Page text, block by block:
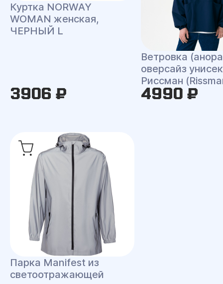
Куртка NORWAY
WOMAN женская,
ЧЕРНЫЙ L
3906 ₽
Ветровка
оверсайз
Риссман
4990 ₽
Парка Manifest из
светоотражающей